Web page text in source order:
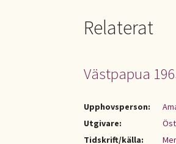
Relaterat
Västpapua
Upphovsperson:
Utgivare:
Tidskrift/källa: